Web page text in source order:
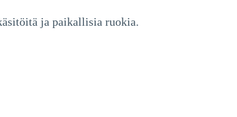
ja paikallisia ruokia.